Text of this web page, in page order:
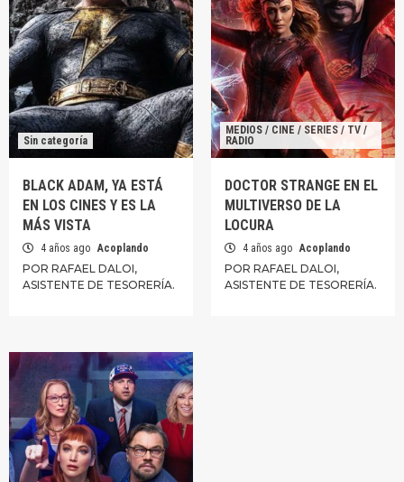
Sin categoría
BLACK ADAM, YA ESTÁ
EN LOS CINES Y ES LA
MÁS VISTA
4 años ago Acoplando
POR RAFAEL DALOI,
ASISTENTE DE TESORERÍA.
MEDIOS / CINE / SERIES / TV /
RADIO
DOCTOR STRANGE EN EL
MULTIVERSO DE LA
LOCURA
4 años ago Acoplando
POR RAFAEL DALOI,
ASISTENTE DE TESORERÍA.